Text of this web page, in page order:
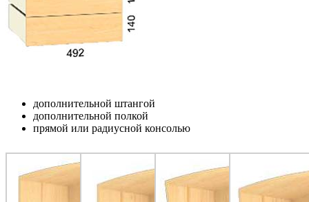
дополнительной штангой
дополнительной полкой
прямой или радиусной консолью